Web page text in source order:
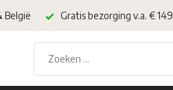
België Gratis bezorging v.a. € 149